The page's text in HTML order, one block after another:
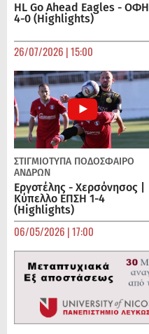
HL Go Ahead Eagles - ΟΦΗ
4-0 (Highlights)
26/07/2026 | 15:00
ΣΤΙΓΜΙΟΤΥΠΑ ΠΟΔΌΣΦΑΙΡΟ
ΑΝΔΡΏΝ
Εργοτέλης - Χερσόνησος |
Κύπελλο ΕΠΣΗ 1-4
(Highlights)
06/05/2026 | 17:00